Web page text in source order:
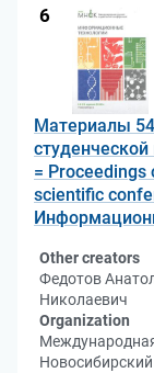
6
Материалы
=
scientific
Other creators
Федотов
Николаевич
Organization
Новосибирский